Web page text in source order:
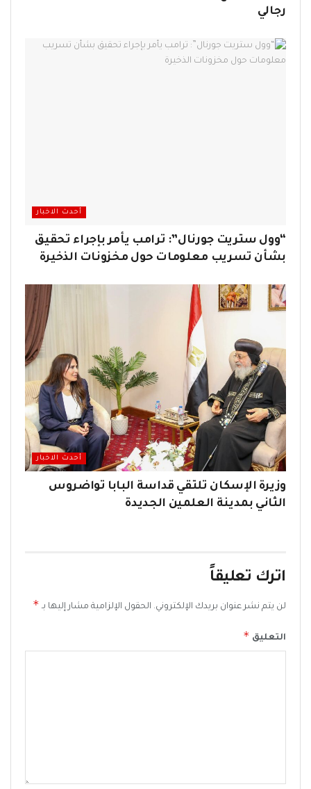
رجالي
أحدث الاخبار
“وول ستريت جورنال”: ترامب يأمر بإجراء تحقيق
بشأن تسريب معلومات حول مخزونات الذخيرة
أحدث الاخبار
وزيرة الإسكان تلتقي قداسة البابا تواضروس
الثاني بمدينة العلمين الجديدة
اترك تعليقاً
لن يتم نشر عنوان بريدك الإلكتروني. الحقول الإلزامية مشار إليها بـ *
التعليق *